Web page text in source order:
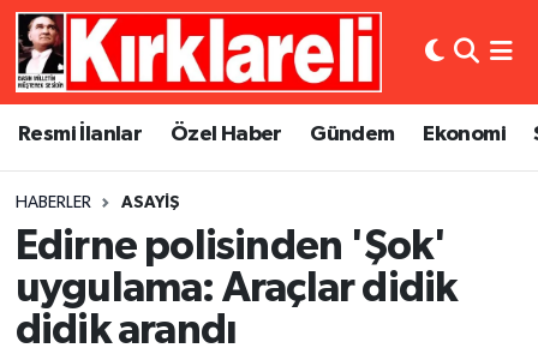
Resmi İlanlar Özel Haber Gündem Ekonomi
HABERLER ASAYIŞ
Edirne polisinden 'Şok'
uygulama: Araçlar didik
didik arandı
Resmi İlanlar
Gündem
Ekonomi
Siyaset
Asayiş
Dünya
Eğitim
Kültür Sanat
Künye
Gizlilik Sözleşmesi
Merkez Nöbetçi Eczaneler
Merkez Trafik Yoğunluk Haritası
Süper Lig Puan Durumu ve Fikstür
Tüm Manşetler